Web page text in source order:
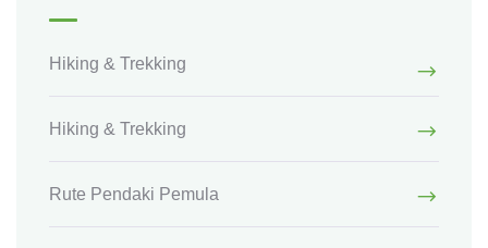
Hiking & Trekking
Hiking & Trekking
Rute Pendaki Pemula